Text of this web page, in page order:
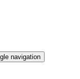
navigation